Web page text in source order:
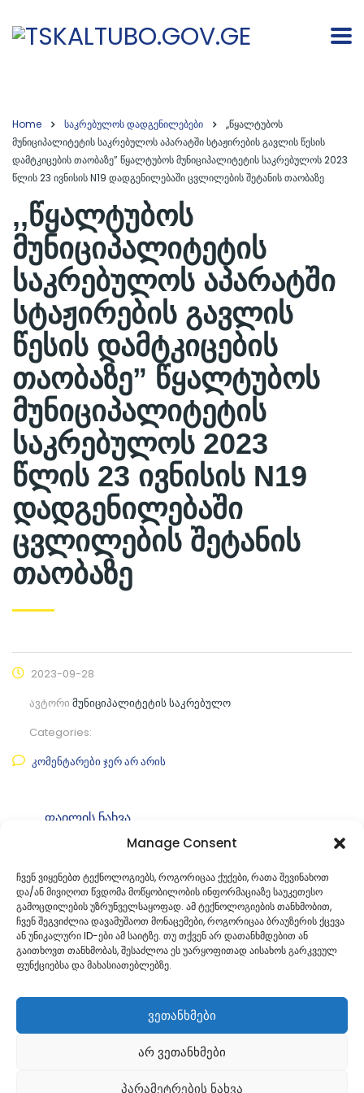
Manage Consent
ჩვენ ვიყენებთ ტექნოლოგიებს, როგორიცაა ქუქები, რათა შევინახოთ
და/ან მივიღოთ წვდომა მოწყობილობის ინფორმაციაზე საუკეთესო
გამოცდილების უზრუნველსაყოფად. ამ ტექნოლოგიების თანხმობით,
ჩვენ შეგვიძლია დავამუშაოთ მონაცემები, როგორიცაა ბრაუზერის ქცევა
ან უნიკალური ID-ები ამ საიტზე. თუ თქვენ არ დათანხმდებით ან
გაითხოვთ თანხმობას, შესაძლოა ეს უარყოფითად აისახოს გარკვეულ
ფუნქციებსა და მახასიათებლებზე.
ვეთანხმები
არ ვეთანხმები
პარამეტრების ნახვა
Home საკრებულოს დადგენილებები
,,წყალტუბოს
მუნიციპალიტეტის საკრებულოს აპარატში სტაჟირების გავლის წესის
დამტკიცების თაობაზე” წყალტუბოს მუნიციპალიტეტის საკრებულოს 2023
წლის 23 ივნისის N19 დადგენილებაში ცვლილების შეტანის თაობაზე
,,წყალტუბოს
მუნიციპალიტეტის
საკრებულოს აპარატში
სტაჟირების გავლის
წესის დამტკიცების
თაობაზე” წყალტუბოს
მუნიციპალიტეტის
საკრებულოს 2023
წლის 23 ივნისის N19
დადგენილებაში
ცვლილების შეტანის
თაობაზე
2023-09-28
ავტორი მუნიციპალიტეტის საკრებულო
Categories:
კომენტარები ჯერ არ არის
ფაილის ნახვა
კატეგორიასაკრებულოს დადგენილებები
ID:24